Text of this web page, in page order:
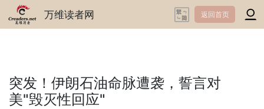
万维读者网 返回首页
突发！伊朗石油命脉遭袭，誓言对
美"毁灭性回应"